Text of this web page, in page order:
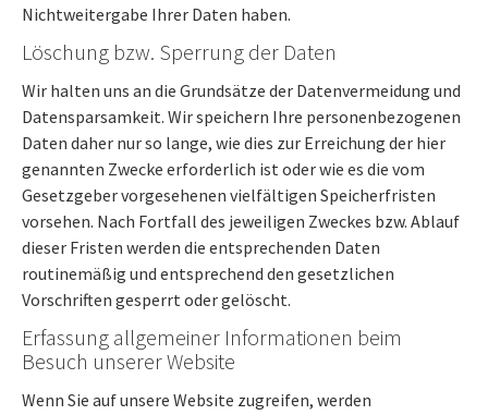
Nichtweitergabe Ihrer Daten haben.
Löschung bzw. Sperrung der Daten
Wir halten uns an die Grundsätze der Datenvermeidung und
Datensparsamkeit. Wir speichern Ihre personenbezogenen
Daten daher nur so lange, wie dies zur Erreichung der hier
genannten Zwecke erforderlich ist oder wie es die vom
Gesetzgeber vorgesehenen vielfältigen Speicherfristen
vorsehen. Nach Fortfall des jeweiligen Zweckes bzw. Ablauf
dieser Fristen werden die entsprechenden Daten
routinemäßig und entsprechend den gesetzlichen
Vorschriften gesperrt oder gelöscht.
Erfassung allgemeiner Informationen beim
Besuch unserer Website
Wenn Sie auf unsere Website zugreifen, werden